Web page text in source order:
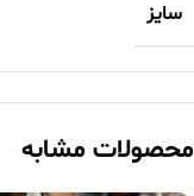
سایز
محصولات مشابه